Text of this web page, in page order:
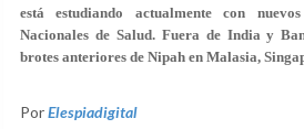
está estudiando actualmente con
Nacionales de Salud. Fuera de India y
brotes anteriores de Nipah en Malasia,
PorElespiadigital